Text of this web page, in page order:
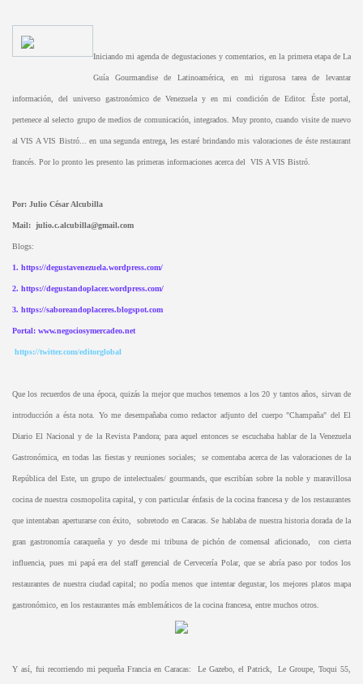
Iniciando mi agenda de degustaciones y comentarios, en la primera etapa de La
Guía Gourmandise de Latinoamérica, en mi rigurosa tarea de levantar
información, del universo gastronómico de Venezuela y en mi condición de Editor. Éste portal,
pertenece al selecto grupo de medios de comunicación, integrados. Muy pronto, cuando visite de nuevo
al VIS A VIS Bistró... en una segunda entrega, les estaré brindando mis valoraciones de éste restaurant
francés. Por lo pronto les presento las primeras informaciones acerca del VIS A VIS Bistró.
Por: Julio César Alcubilla
Mail: julio.c.alcubilla@gmail.com
Blogs:
1. https://degustavenezuela.wordpress.com/
2. https://degustandoplacer.wordpress.com/
3. https://saboreandoplaceres.blogspot.com
Portal: www.negociosymercadeo.net
https://twitter.com/editorglobal
Que los recuerdos de una época, quizás la mejor que muchos tenemos a los 20 y tantos años, sirvan de
introducción a ésta nota. Yo me desempañaba como redactor adjunto del cuerpo "Champaña" del El
Diario El Nacional y de la Revista Pandora; para aquel entonces se escuchaba hablar de la Venezuela
Gastronómica, en todas las fiestas y reuniones sociales; se comentaba acerca de las valoraciones de la
República del Este, un grupo de intelectuales/ gourmands, que escribían sobre la noble y maravillosa
cocina de nuestra cosmopolita capital, y con particular énfasis de la cocina francesa y de los restaurantes
que intentaban aperturarse con éxito, sobretodo en Caracas. Se hablaba de nuestra historia dorada de la
gran gastronomía caraqueña y yo desde mi tribuna de pichón de comensal aficionado, con cierta
influencia, pues mi papá era del staff gerencial de Cervecería Polar, que se abría paso por todos los
restaurantes de nuestra ciudad capital; no podía menos que intentar degustar, los mejores platos mapa
gastronómico, en los restaurantes más emblemáticos de la cocina francesa, entre muchos otros.
Y así, fui recorriendo mi pequeña Francia en Caracas: Le Gazebo, el Patrick, Le Groupe, Toqui 55,